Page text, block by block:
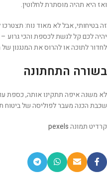
ואז היא תהיה מוסתרת לחלוטין.
זה בטיחותי, אבל לא מאוד נוח:
יהיה לכם קל לגשת לכספת והכי גרוע
לחדור לתוכה או להרוס את המנגנון של
בשורה התחתונה
לא משנה איפה תתקינו אותה, כספת
שכבת הכנה מעבר לפוליסה של ביטוח
קרדיט תמונהpexels